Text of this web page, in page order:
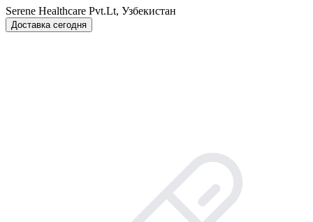
Serene Healthcare Pvt.Lt, Узбекистан
Доставка сегодня